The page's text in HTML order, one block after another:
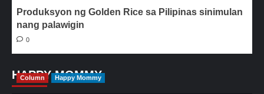
Produksyon ng Golden Rice sa Pilipinas sinimulan
nang palawigin
0
HAPPY MOMMY
Column Happy Mommy